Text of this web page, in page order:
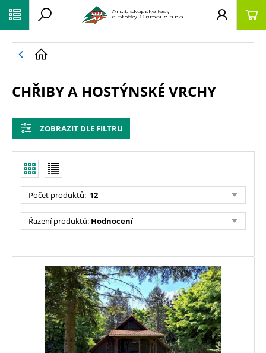
CHŘIBY A HOSTÝNSKÉ VRCHY
ZOBRAZIT DLE FILTRU
Počet produktů: 12
Řazení produktů: Hodnocení